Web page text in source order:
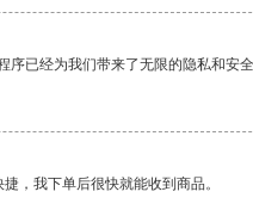
序已经为我们带来了无限的隐私和安全
，我下单后很快就能收到商品。